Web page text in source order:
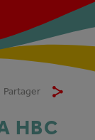
Partager
HBC